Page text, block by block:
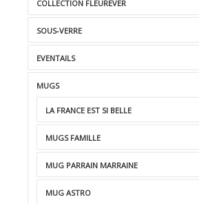
COLLECTION FLEUREVER
SOUS-VERRE
EVENTAILS
MUGS
LA FRANCE EST SI BELLE
MUGS FAMILLE
MUG PARRAIN MARRAINE
MUG ASTRO